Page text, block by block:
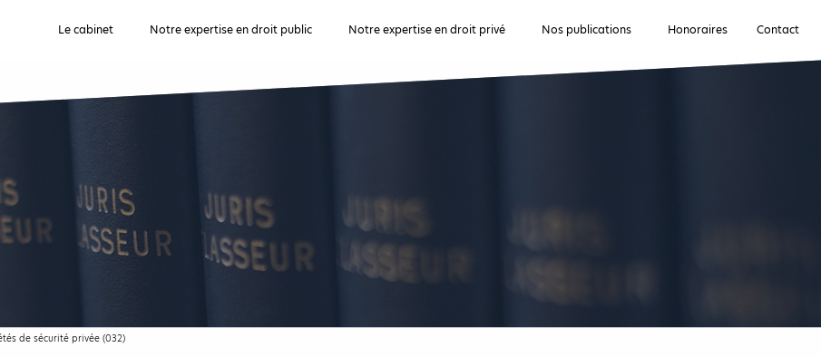
Le cabinet Notre expertise en droit public Notre expertise en droit privé Nos publications Honoraires Contact
de sécurité privée (032)